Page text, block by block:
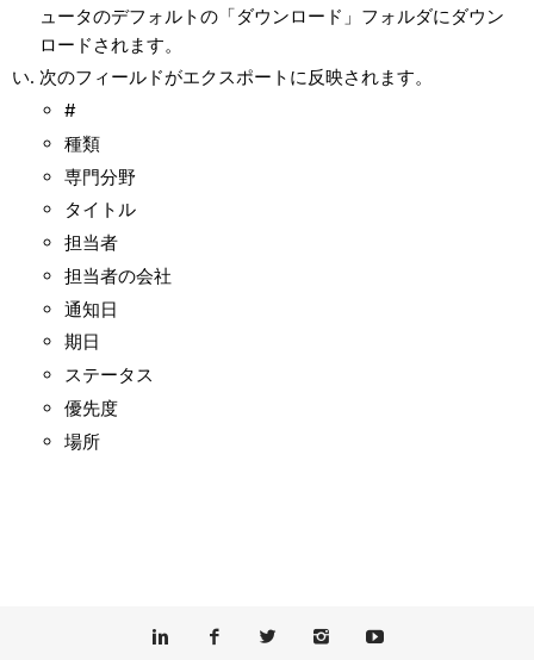
ュータのデフォルトの「ダウンロード」フォルダにダウン
ロードされます。
次のフィールドがエクスポートに反映されます。
#
種類
専門分野
タイトル
担当者
担当者の会社
通知日
期日
ステータス
優先度
場所